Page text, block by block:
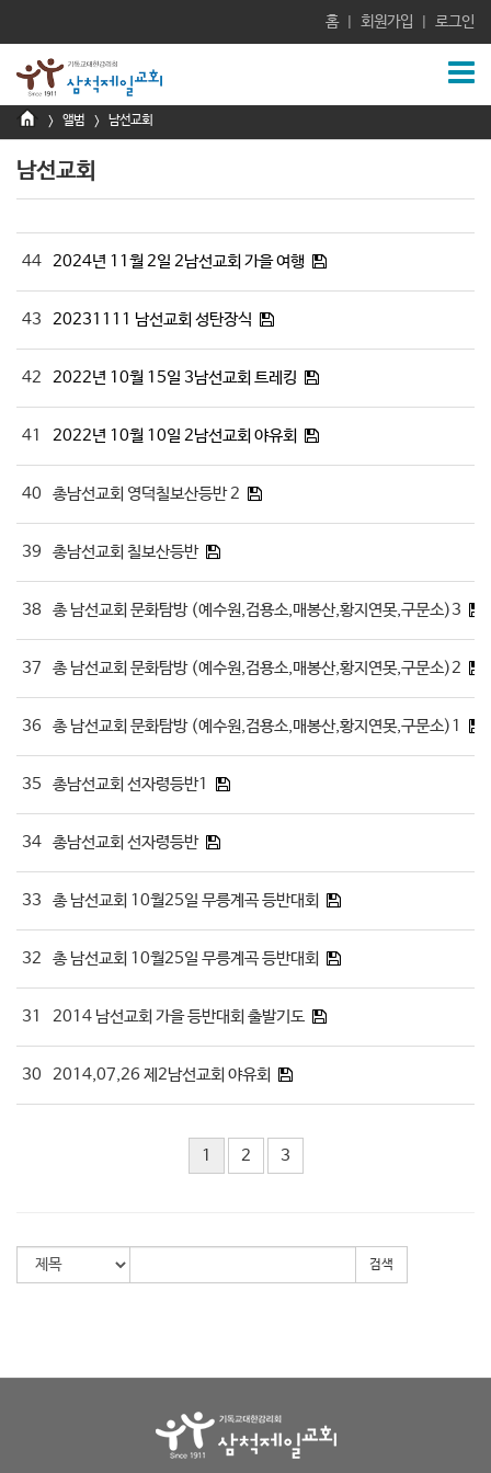
홈 회원가입 로그인
> 앨범 > 남선교회
남선교회
44 2024년 11월 2일 2남선교회 가을 여행
43 20231111 남선교회 성탄장식
42 2022년 10월 15일 3남선교회 트레킹
41 2022년 10월 10일 2남선교회 야유회
40 총남선교회 영덕칠보산등반 2
39 총남선교회 칠보산등반
38 총 남선교회 문화탐방 (예수원,검용소,매봉산,황지연못,구문소)3
37 총 남선교회 문화탐방 (예수원,검용소,매봉산,황지연못,구문소)2
36 총 남선교회 문화탐방 (예수원,검용소,매봉산,황지연못,구문소)1
35 총남선교회 선자령등반1
34 총남선교회 선자령등반
33 총 남선교회 10월25일 무릉계곡 등반대회
32 총 남선교회 10월25일 무릉계곡 등반대회
31 2014 남선교회 가을 등반대회 출발기도
30 2014,07,26 제2남선교회 야유회
1 2 3
검색